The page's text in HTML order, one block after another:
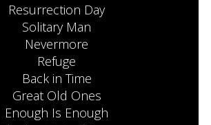
Resurrection Day
Solitary Man
Nevermore
Refuge
Back in Time
Great Old Ones
Enough Is Enough